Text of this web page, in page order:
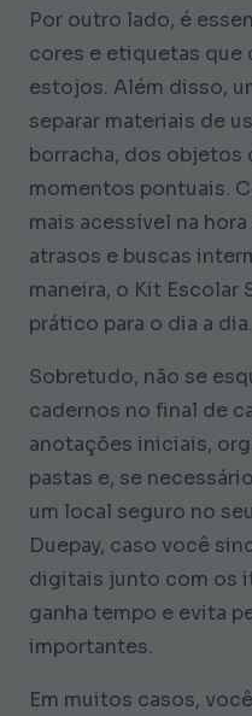
Por outro lado, é
cores e etiquetas que
estojos. Além disso,
separar materiais de
borracha, dos objetos
momentos pontuais.
mais acessível na
atrasos e buscas
maneira, o Kit Escolar
prático para o dia a dia.
Sobretudo, não se
cadernos no final de
anotações iniciais,
pastas e, se
um local seguro no
Duepay, caso você
digitais junto com os
ganha tempo e evita
importantes.
Em muitos casos,